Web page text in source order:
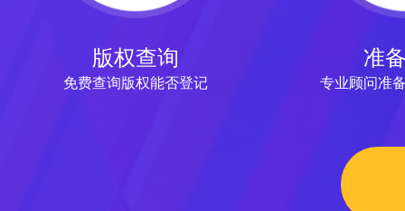
版权查询
免费查询版权能否登记
准
专业顾问准